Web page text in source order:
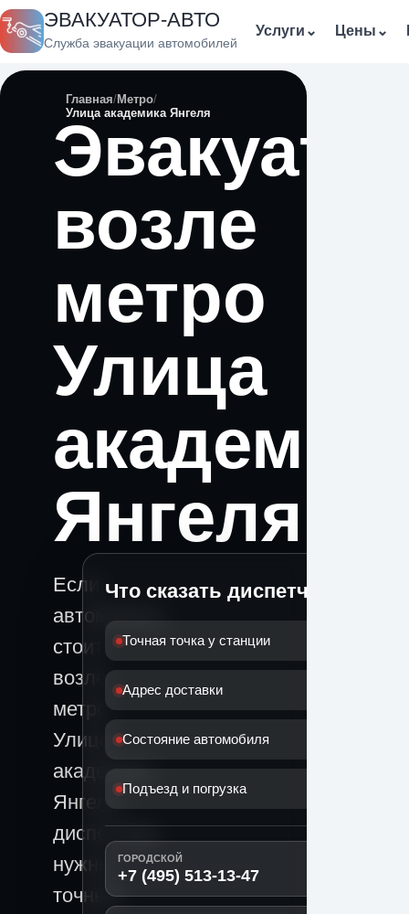
ЭВАКУАТОР-АВТО
Служба эвакуации автомобилей
Услуги ⌄ Цены ⌄
Главная Метро
Улица академика Янгеля
возле
метро
Улица
Янгеля
Если
автомобиль
стоит
возле
метро
Улица
академика
Янгеля,
диспетчеру
нужны
точный
Что сказать диспетчеру
Точная точка у станции
Адрес доставки
Состояние автомобиля
Подъезд и погрузка
ГОРОДСКОЙ
+7 (495) 513-13-47